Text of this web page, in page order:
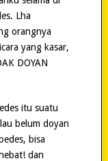
Lha
orangnya
yang kasar,
DOYAN
itu suatu
belum doyan
bisa
dan